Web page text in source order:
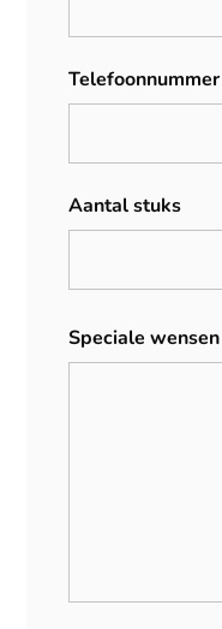
Telefoonnummer
Aantal stuks
Speciale wensen